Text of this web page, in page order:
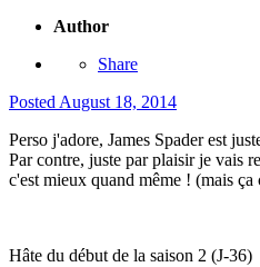
Author
Share
Posted August 18, 2014
Perso j'adore, James Spader est
Par contre, juste par plaisir je vais
c'est mieux quand même ! (mais ça
Hâte du début de la saison 2 (J-36)